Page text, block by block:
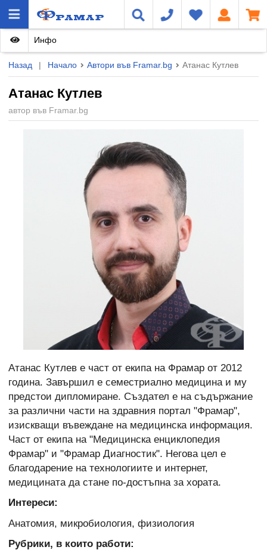
Назад | Начало Автори във Framar.bg Атанас Кутлев
Атанас Кутлев
автор във Framar.bg
Инфо
Атанас Кутлев е част от екипа на Фрамар от 2012
година. Завършил е семестриално медицина и му
предстои дипломиране. Създател е на съдържание
за различни части на здравния портал "Фрамар",
изискващи въвеждане на медицинска информация.
Част от екипа на "Медицинска енциклопедия
Фрамар" и "Фрамар Диагностик". Негова цел е
благодарение на технологиите и интернет,
медицината да стане по-достъпна за хората.
Интереси:
Анатомия, микробиология, физиология
Рубрики, в които работи: